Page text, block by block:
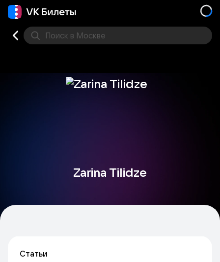
Поиск в Москве
Zarina Tilidze
Статьи